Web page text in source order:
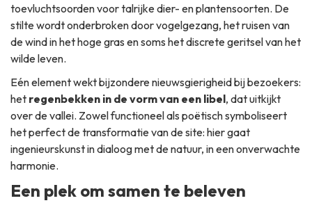
toevluchtsoorden voor talrijke dier- en plantensoorten. De
stilte wordt onderbroken door vogelgezang, het ruisen van
de wind in het hoge gras en soms het discrete geritsel van het
wilde leven.
Eén element wekt bijzondere nieuwsgierigheid bij bezoekers:
het regenbekken in de vorm van een libel, dat uitkijkt
over de vallei. Zowel functioneel als poëtisch symboliseert
het perfect de transformatie van de site: hier gaat
ingenieurskunst in dialoog met de natuur, in een onverwachte
harmonie.
Een plek om samen te beleven